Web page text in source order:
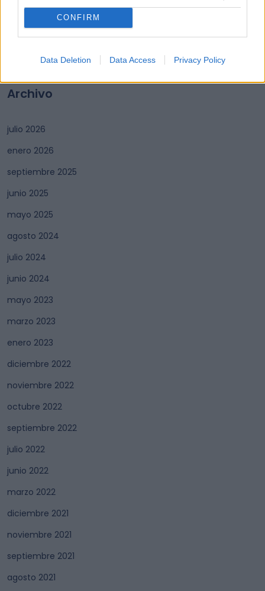
CONFIRM
Data Deletion Data Access Privacy Policy
Funcionamiento y aplicaciones de los microondas
industriales en la hotelería y el turismo
Archivo
julio 2026
enero 2026
septiembre 2025
junio 2025
mayo 2025
agosto 2024
julio 2024
junio 2024
mayo 2023
marzo 2023
enero 2023
diciembre 2022
noviembre 2022
octubre 2022
septiembre 2022
julio 2022
junio 2022
marzo 2022
diciembre 2021
noviembre 2021
septiembre 2021
agosto 2021